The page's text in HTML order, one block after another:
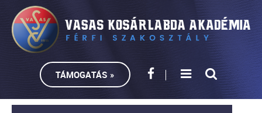
TÁMOGATÁS »